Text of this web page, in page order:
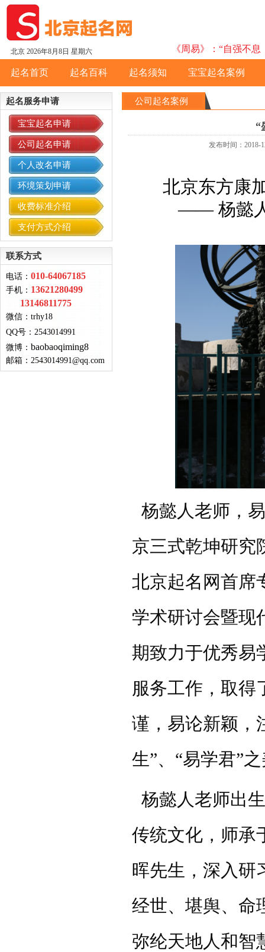
北京 2026年8月8日 星期六 《周易》：“自强不
起名首页 起名百科 起名须知 宝宝起名案例
起名服务申请
宝宝起名申请
公司起名申请
个人改名申请
环境策划申请
收费标准介绍
支付方式介绍
联系方式
电话： 010-64067185
手机： 13621280499
13146811775
微信： trhy18
QQ号 ： 2543014991
微博： baobaoqiming8
邮箱： 2543014991@qq.com
公司起名案例
“
发布时间：
北京东方康
—— 杨懿
杨懿人老师，
京三式乾坤研究
北京起名网首席
学术研讨会暨现
期致力于优秀易
服务工作，取得
谨，易论新颖，
生”、“易学君”
杨懿人老师出
传统文化， 师承
晖先生，深入研
经世、堪舆、命
弥纶天地人和智